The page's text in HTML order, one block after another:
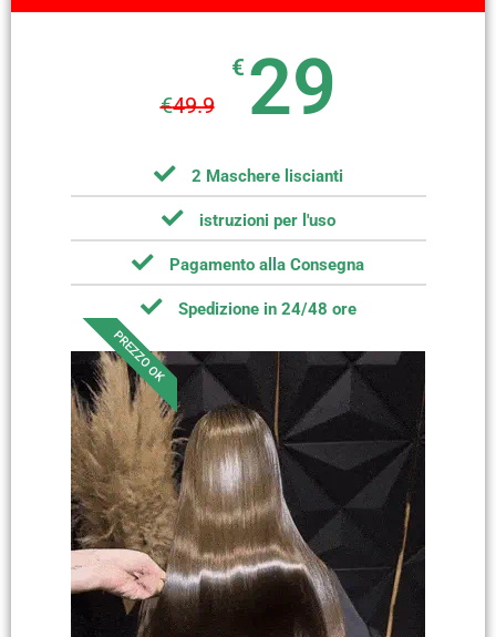
€49.9
€ 29
2 Maschere liscianti
istruzioni per l'uso
Pagamento alla Consegna
Spedizione in 24/48 ore
PREZZO OK